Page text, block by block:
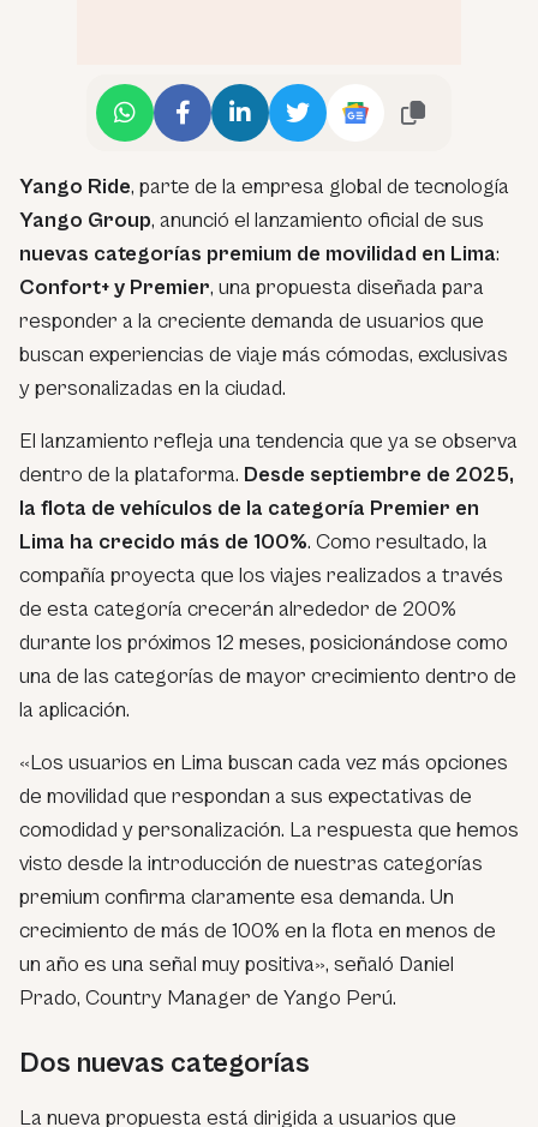
Yango Ride, parte de la empresa global de tecnología
Yango Group, anunció el lanzamiento oficial de sus
nuevas categorías premium de movilidad en Lima:
Confort+ y Premier, una propuesta diseñada para
responder a la creciente demanda de usuarios que
buscan experiencias de viaje más cómodas, exclusivas
y personalizadas en la ciudad.
El lanzamiento refleja una tendencia que ya se observa
dentro de la plataforma. Desde septiembre de 2025,
la flota de vehículos de la categoría Premier en
Lima ha crecido más de 100%. Como resultado, la
compañía proyecta que los viajes realizados a través
de esta categoría crecerán alrededor de 200%
durante los próximos 12 meses, posicionándose como
una de las categorías de mayor crecimiento dentro de
la aplicación.
«Los usuarios en Lima buscan cada vez más opciones
de movilidad que respondan a sus expectativas de
comodidad y personalización. La respuesta que hemos
visto desde la introducción de nuestras categorías
premium confirma claramente esa demanda. Un
crecimiento de más de 100% en la flota en menos de
un año es una señal muy positiva», señaló Daniel
Prado, Country Manager de Yango Perú.
Dos nuevas categorías
La nueva propuesta está dirigida a usuarios que